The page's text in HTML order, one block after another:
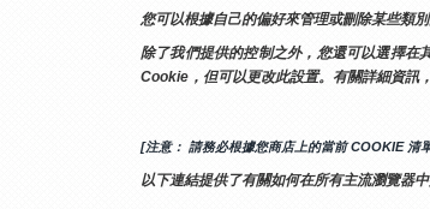
您可以根據自己的偏好來管理或刪除某些類
除了我們提供的控制之外，您還可以選擇
Cookie，但可以更改此設置。有關詳細資訊
[注意： 請務必根據您商店上的當前 COOKIE 清
以下連結提供了有關如何在所有主流瀏覽器